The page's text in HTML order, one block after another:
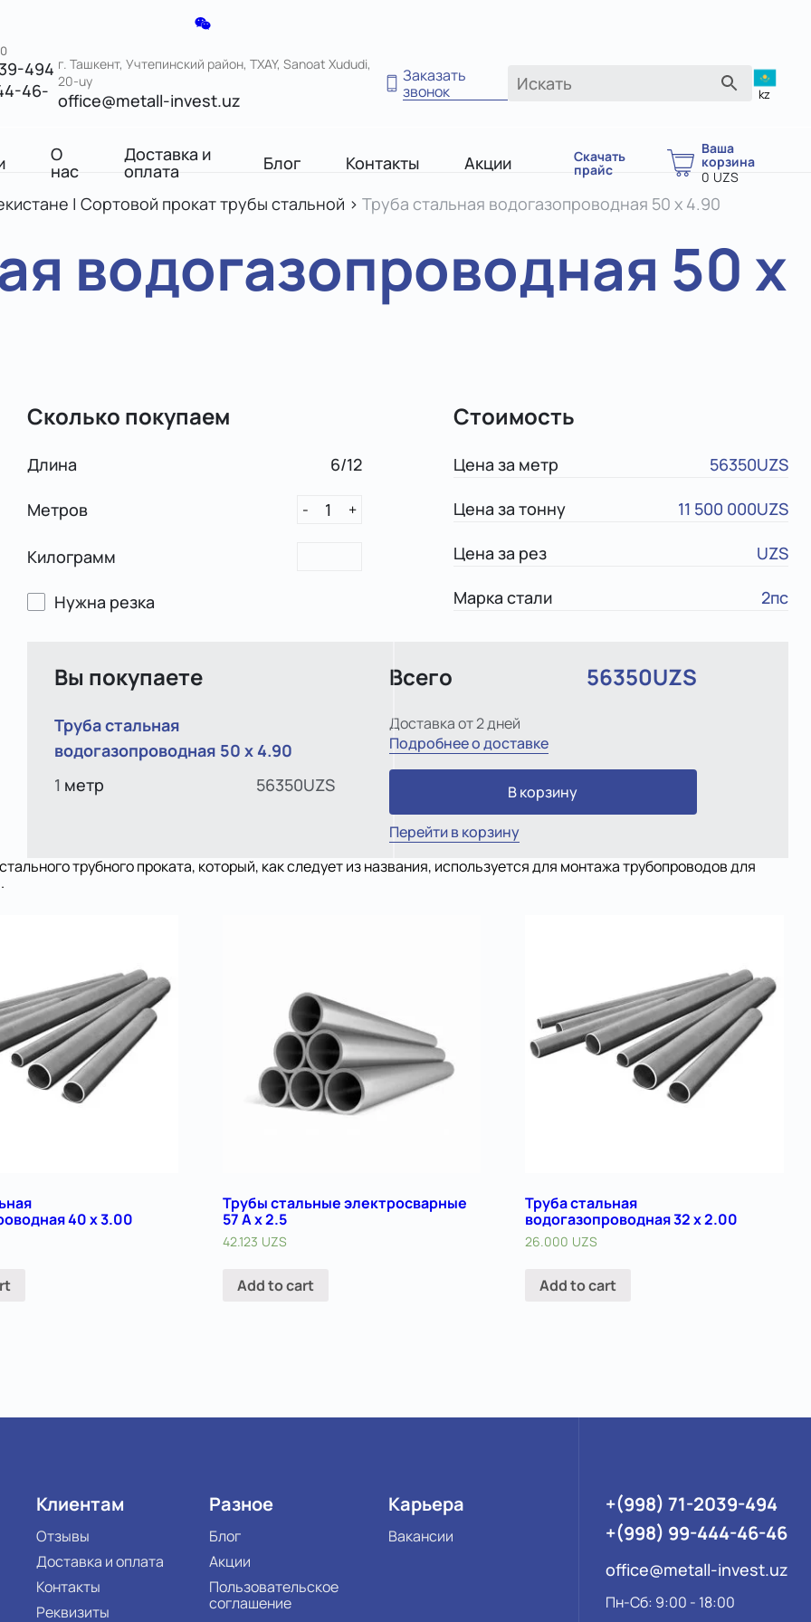
494
46-
г. Ташкент, Учтепинский район, TXAY, Sanoat Xududi,
20-uy
office@metall-invest.uz
Заказать
звонок
kz
О
нас
Доставка и
оплата Блог Контакты Акции Скачать
прайс
Ваша
корзина
0 UZS
| Сортовой прокат трубы стальной > Труба стальная водогазопроводная 50 х 4.90
водогазопроводная 50 х
Сколько покупаем
Длина 6/12
Метров - 1 +
Килограмм
Нужна резка
Стоимость
Цена за метр 56350UZS
Цена за тонну 11 500 000UZS
Цена за рез UZS
Марка стали 2пс
Вы покупаете
Труба стальная
водогазопроводная 50 х 4.90
1 метр 56350UZS
Всего 56350UZS
Доставка от 2 дней
Подробнее о доставке
В корзину
Перейти в корзину
трубного проката, который, как следует из названия, используется для монтажа трубопроводов для
40 х 3.00
Трубы стальные электросварные
57 A х 2.5
42.123 UZS
Add to cart
Труба стальная
водогазопроводная 32 х 2.00
26.000 UZS
Add to cart
Клиентам
Отзывы
Доставка и оплата
Контакты
Реквизиты
Разное
Блог
Акции
Пользовательское
соглашение
Карьера
Вакансии
+(998) 71-2039-494
+(998) 99-444-46-46
office@metall-invest.uz
Пн-Сб: 9:00 - 18:00